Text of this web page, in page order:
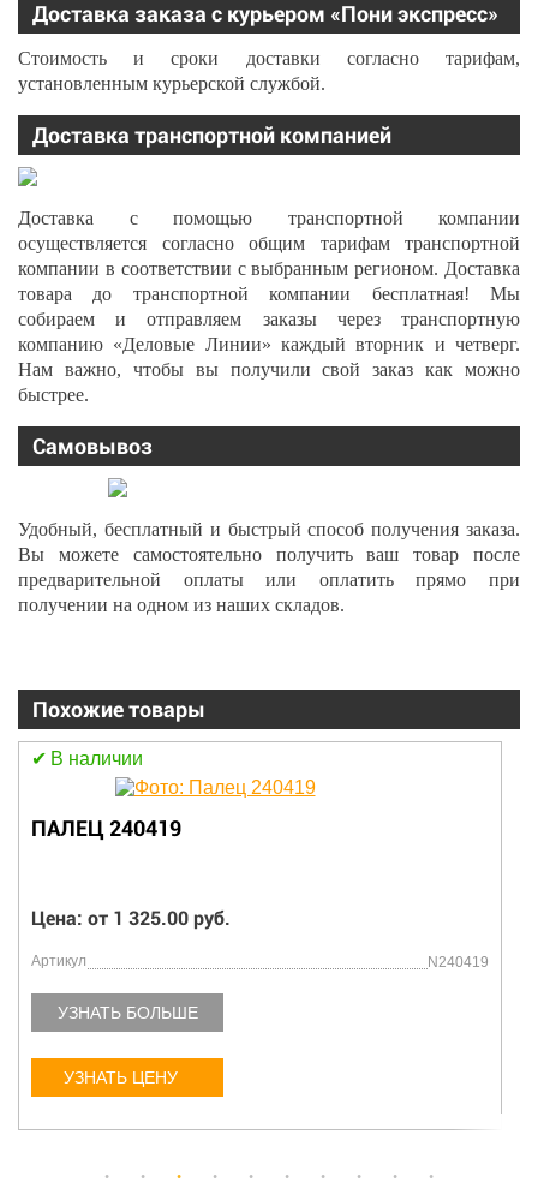
Доставка заказа с курьером «Пони экспресс»
Стоимость и сроки доставки согласно тарифам,
установленным курьерской службой.
Доставка транспортной компанией
Доставка с помощью транспортной компании
осуществляется согласно общим тарифам транспортной
компании в соответствии с выбранным регионом. Доставка
товара до транспортной компании бесплатная! Мы
собираем и отправляем заказы через транспортную
компанию «Деловые Линии» каждый вторник и четверг.
Нам важно, чтобы вы получили свой заказ как можно
быстрее.
Самовывоз
Удобный, бесплатный и быстрый способ получения заказа.
Вы можете самостоятельно получить ваш товар после
предварительной оплаты или оплатить прямо при
получении на одном из наших складов.
Похожие товары
В наличии
ПАЛЕЦ 240419
Цена: от 1 325.00 руб.
Артикул N240419
УЗНАТЬ БОЛЬШЕ
УЗНАТЬ ЦЕНУ